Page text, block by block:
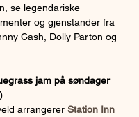
se legendariske
og gjenstander fra
Cash, Dolly Parton og
jam på søndager
arrangerer Station Inn